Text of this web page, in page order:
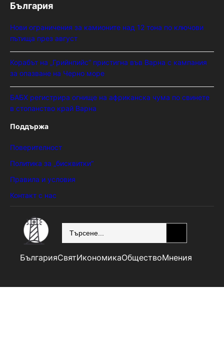
България
Нови ограничения за камионите над 12 тона по ключови
пътища през август
Корабът на „Грийнпийс“ пристигна във Варна с кампания
за опазване на Черно море
БАБХ регистрира огнище на африканска чума по свинете
в стопанство край Варна
Поддържа
Поверителност
Политика за „бисквитки“
Правила и условия
Контакт с нас
БългарияСвятИкономикаОбществоМнения